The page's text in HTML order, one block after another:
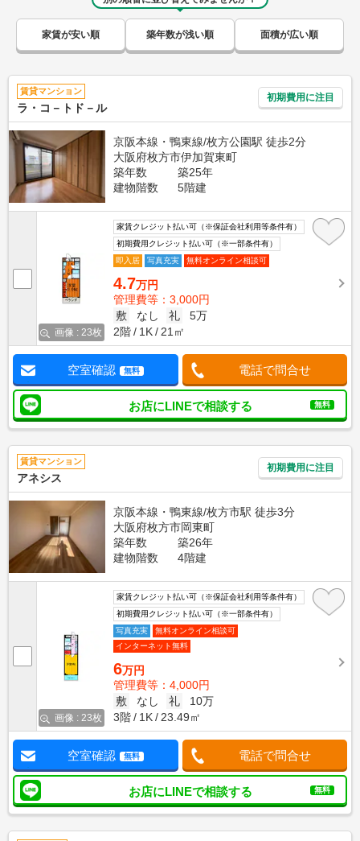
家賃が安い順 築年数が浅い順 面積が広い順
賃貸マンション
ラ・コ－トド－ル
初期費用に注目
京阪本線・鴨東線/枚方公園駅 徒歩2分
大阪府枚方市伊加賀東町
築年数
築25年
建物階数
5階建
画像 : 23枚
家賃クレジット払い可（※保証会社利用等条件有）
初期費用クレジット払い可（※一部条件有）
即入居
写真充実 無料オンライン相談可
4.7万円
管理費等：3,000円
敷
なし 礼
5万
2階
1K 21㎡
空室確認 無料 電話で問合せ
お店にLINEで相談する 無料
賃貸マンション
アネシス
初期費用に注目
京阪本線・鴨東線/枚方市駅 徒歩3分
大阪府枚方市岡東町
築年数
築26年
建物階数
4階建
画像 : 23枚
家賃クレジット払い可（※保証会社利用等条件有）
初期費用クレジット払い可（※一部条件有）
写真充実
無料オンライン相談可
インターネット無料
6万円
管理費等：4,000円
敷
なし 礼
10万
3階
1K 23.49㎡
空室確認 無料 電話で問合せ
お店にLINEで相談する 無料